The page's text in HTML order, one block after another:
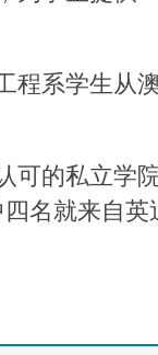
系学生从
的私立学院
名就来自英